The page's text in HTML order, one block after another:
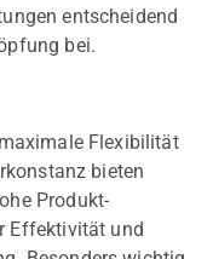
entscheidend
bei.
Flexibilität
bieten
Produkt-
Effektivität und